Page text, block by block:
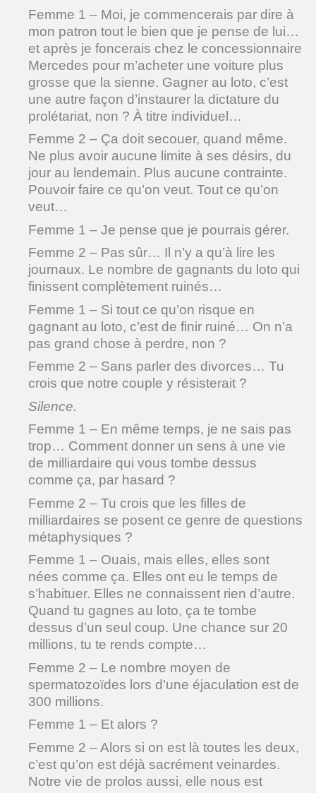
Femme 1 – Moi, je commencerais par dire à
mon patron tout le bien que je pense de lui…
et après je foncerais chez le concessionnaire
Mercedes pour m’acheter une voiture plus
grosse que la sienne. Gagner au loto, c’est
une autre façon d’instaurer la dictature du
prolétariat, non ? À titre individuel…
Femme 2 – Ça doit secouer, quand même.
Ne plus avoir aucune limite à ses désirs, du
jour au lendemain. Plus aucune contrainte.
Pouvoir faire ce qu’on veut. Tout ce qu’on
veut…
Femme 1 – Je pense que je pourrais gérer.
Femme 2 – Pas sûr… Il n’y a qu’à lire les
journaux. Le nombre de gagnants du loto qui
finissent complètement ruinés…
Femme 1 – Si tout ce qu’on risque en
gagnant au loto, c’est de finir ruiné… On n’a
pas grand chose à perdre, non ?
Femme 2 – Sans parler des divorces… Tu
crois que notre couple y résisterait ?
Silence.
Femme 1 – En même temps, je ne sais pas
trop… Comment donner un sens à une vie
de milliardaire qui vous tombe dessus
comme ça, par hasard ?
Femme 2 – Tu crois que les filles de
milliardaires se posent ce genre de questions
métaphysiques ?
Femme 1 – Ouais, mais elles, elles sont
nées comme ça. Elles ont eu le temps de
s’habituer. Elles ne connaissent rien d’autre.
Quand tu gagnes au loto, ça te tombe
dessus d’un seul coup. Une chance sur 20
millions, tu te rends compte…
Femme 2 – Le nombre moyen de
spermatozoïdes lors d’une éjaculation est de
300 millions.
Femme 1 – Et alors ?
Femme 2 – Alors si on est là toutes les deux,
c’est qu’on est déjà sacrément veinardes.
Notre vie de prolos aussi, elle nous est